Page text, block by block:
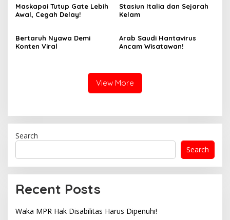
Maskapai Tutup Gate Lebih
Awal, Cegah Delay!
Stasiun Italia dan Sejarah
Kelam
Bertaruh Nyawa Demi
Konten Viral
Arab Saudi Hantavirus
Ancam Wisatawan!
View More
Search
Search
Recent Posts
Waka MPR Hak Disabilitas Harus Dipenuhi!